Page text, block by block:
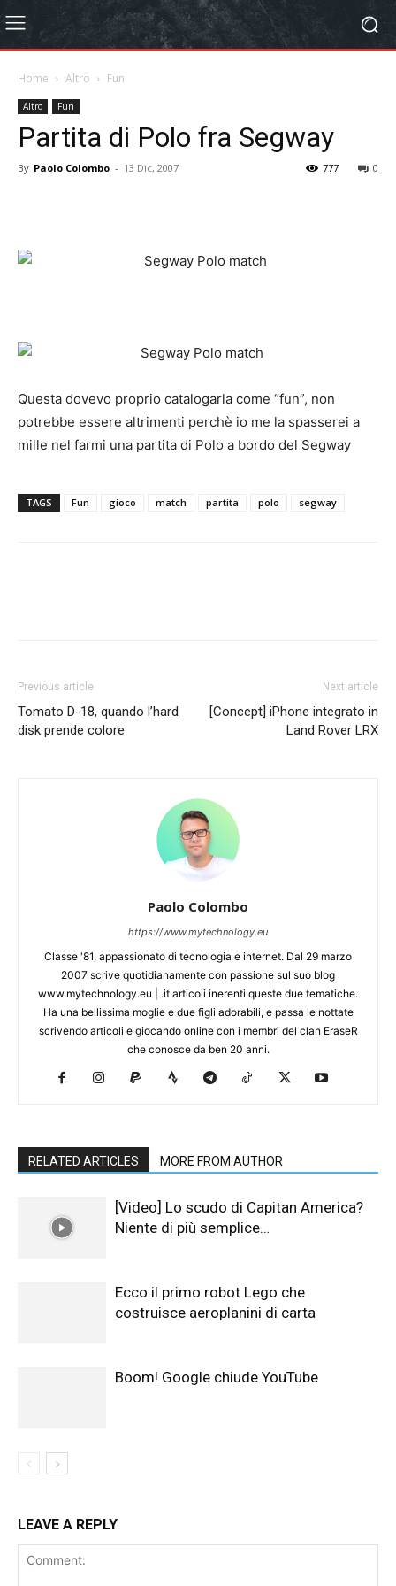
Home Altro Fun
Altro Fun
Partita di Polo fra Segway
By Paolo Colombo - 13 Dic, 2007 0
777
Questa dovevo proprio catalogarla come “fun”, non
potrebbe essere altrimenti perchè io me la spasserei a
mille nel farmi una partita di Polo a bordo del Segway
TAGS Fun gioco match partita polo segway
Previous article
Tomato D-18, quando l’hard
disk prende colore
Next article
[Concept] iPhone integrato in
Land Rover LRX
Paolo Colombo
https://www.mytechnology.eu
Classe '81, appassionato di tecnologia e internet. Dal 29 marzo
2007 scrive quotidianamente con passione sul suo blog
www.mytechnology.eu | .it articoli inerenti queste due tematiche.
Ha una bellissima moglie e due figli adorabili, e passa le nottate
scrivendo articoli e giocando online con i membri del clan EraseR
che conosce da ben 20 anni.
RELATED ARTICLES MORE FROM AUTHOR
[Video] Lo scudo di Capitan America?
Niente di più semplice…
Ecco il primo robot Lego che
costruisce aeroplanini di carta
Boom! Google chiude YouTube
LEAVE A REPLY